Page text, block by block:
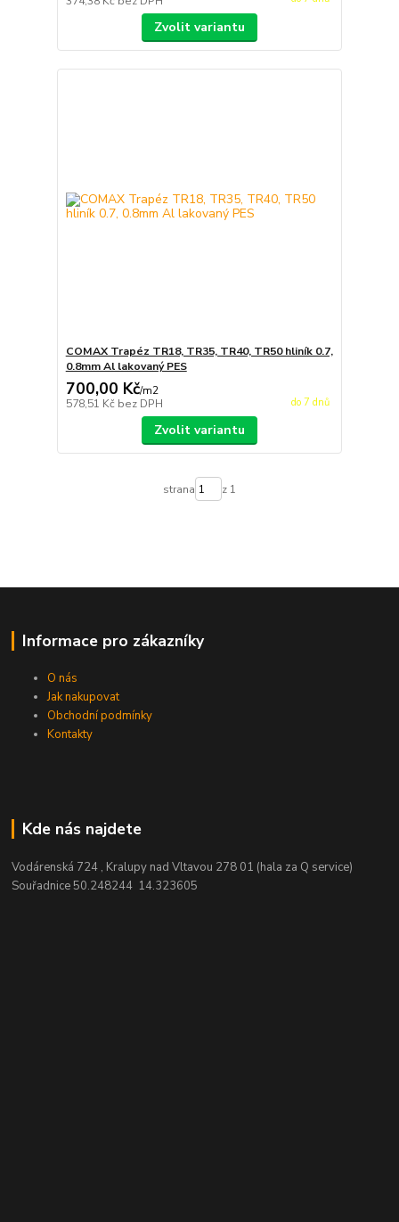
Zvolit variantu
COMAX Trapéz TR18, TR35, TR40, TR50 hliník 0.7,
0.8mm Al lakovaný PES
700,00 Kč/m2
578,51 Kč bez DPH do 7 dnů
Zvolit variantu
strana z 1
Informace pro zákazníky
O nás
Jak nakupovat
Obchodní podmínky
Kontakty
Kde nás najdete
Vodárenská 724 , Kralupy nad Vltavou 278 01 (hala za Q service)
Souřadnice 50.248244 14.323605